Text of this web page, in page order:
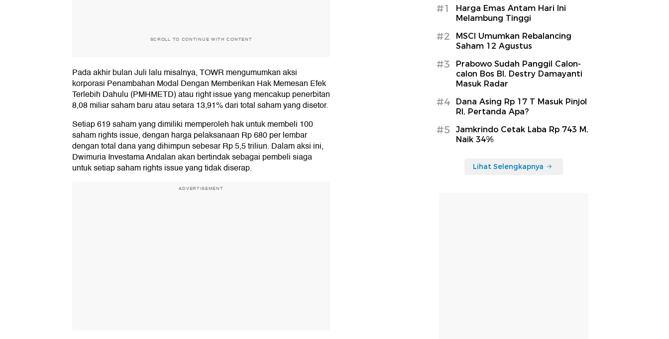
SCROLL TO CONTINUE WITH CONTENT
Pada akhir bulan Juli lalu misalnya, TOWR mengumumkan aksi
korporasi Penambahan Modal Dengan Memberikan Hak Memesan Efek
Terlebih Dahulu (PMHMETD) atau right issue yang mencakup penerbitan
8,08 miliar saham baru atau setara 13,91% dari total saham yang disetor.
Setiap 619 saham yang dimiliki memperoleh hak untuk membeli 100
saham rights issue, dengan harga pelaksanaan Rp 680 per lembar
dengan total dana yang dihimpun sebesar Rp 5,5 triliun. Dalam aksi ini,
Dwimuria Investama Andalan akan bertindak sebagai pembeli siaga
untuk setiap saham rights issue yang tidak diserap.
ADVERTISEMENT
#1
Harga Emas Antam Hari Ini
Melambung Tinggi
#2
MSCI Umumkan Rebalancing
Saham 12 Agustus
#3
Prabowo Sudah Panggil Calon-
calon Bos BI, Destry Damayanti
Masuk Radar
#4
Dana Asing Rp 17 T Masuk Pinjol
RI, Pertanda Apa?
#5
Jamkrindo Cetak Laba Rp 743 M,
Naik 34%
Lihat Selengkapnya